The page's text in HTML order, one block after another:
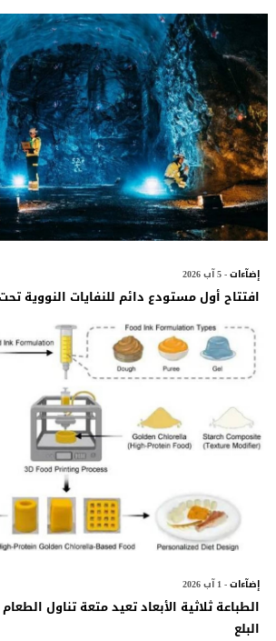
إضآءات- 5 آب 2026
افتتاح أول مستودع دائم للنفايات النووية
إضآءات- 1 آب 2026
الطباعة ثلاثية الأبعاد تعيد متعة تناول
البلع